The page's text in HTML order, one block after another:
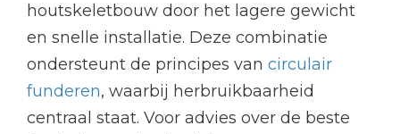
houtskeletbouw door het lagere gewicht
en snelle installatie. Deze combinatie
ondersteunt de principes van circulair
funderen, waarbij herbruikbaarheid
centraal staat. Voor advies over de beste